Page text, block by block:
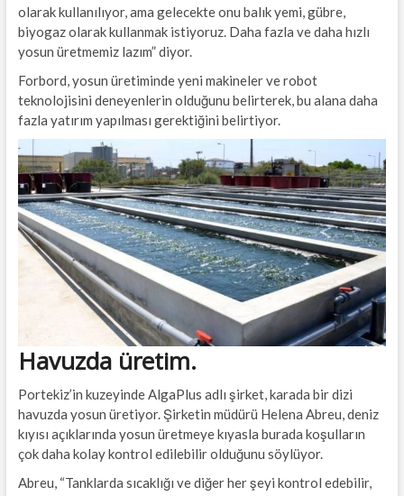
olarak kullanılıyor, ama gelecekte onu balık yemi, gübre,
biyogaz olarak kullanmak istiyoruz. Daha fazla ve daha hızlı
yosun üretmemiz lazım” diyor.
Forbord, yosun üretiminde yeni makineler ve robot
teknolojisini deneyenlerin olduğunu belirterek, bu alana daha
fazla yatırım yapılması gerektiğini belirtiyor.
Havuzda üretim.
Portekiz’in kuzeyinde AlgaPlus adlı şirket, karada bir dizi
havuzda yosun üretiyor. Şirketin müdürü Helena Abreu, deniz
kıyısı açıklarında yosun üretmeye kıyasla burada koşulların
çok daha kolay kontrol edilebilir olduğunu söylüyor.
Abreu, “Tanklarda sıcaklığı ve diğer her şeyi kontrol edebilir,